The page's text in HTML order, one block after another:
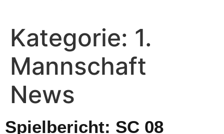
Kategorie: 1.
Mannschaft
News
Spielbericht: SC 08